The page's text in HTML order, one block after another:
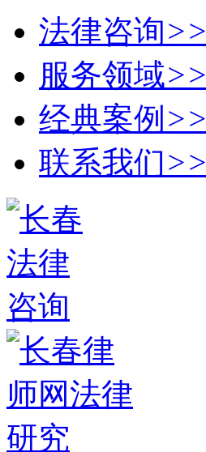
法律咨询>>
服务领域>>
经典案例 >>
联系我们>>